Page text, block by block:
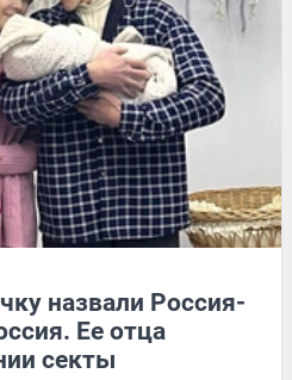
назвали Россия-
Ее отца
секты